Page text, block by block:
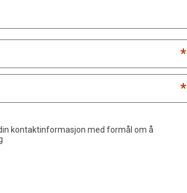
*
*
kontaktinformasjon med formål om å